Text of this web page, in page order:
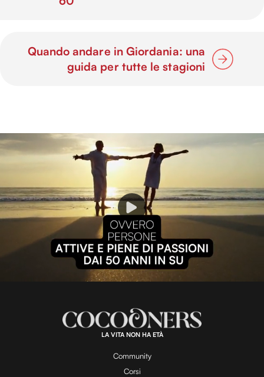
Quando andare in Giordania: una
guida per tutte le stagioni
P
l
a
y
L
:
1
0
0
.
0
LA VITA NON HA ETÀ
Community
Corsi